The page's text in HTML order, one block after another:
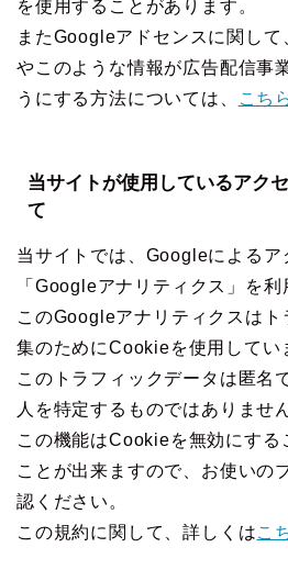
を使用することがあります。
またGoogleアドセンスに関し
やこのような情報が広告配信事
うにする方法については、
こち
当サイトが使用しているアク
て
当サイトでは、Googleによるア
「Googleアナリティクス」を利
このGoogleアナリティクスはト
集のためにCookieを使用してい
このトラフィックデータは匿名
人を特定するものではありませ
この機能はCookieを無効にする
ことが出来ますので、お使いの
認ください。
この規約に関して、詳しくはこ